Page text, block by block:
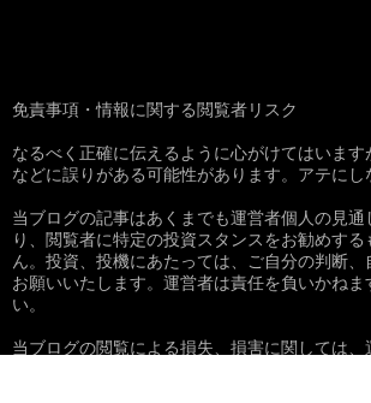
免責事項・情報に関する閲覧者リスク
なるべく正確に伝えるように心がけてはいま
などに誤りがある可能性があります。アテにし
当ブログの記事はあくまでも運営者個人の見
り、閲覧者に特定の投資スタンスをお勧めす
ん。投資、投機にあたっては、ご自分の判断、
お願いいたします。運営者は責任を負いかねま
い。
当ブログの閲覧による損失、損害に関しては